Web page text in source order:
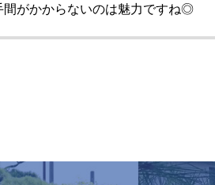
間がかからないのは魅力ですね◎